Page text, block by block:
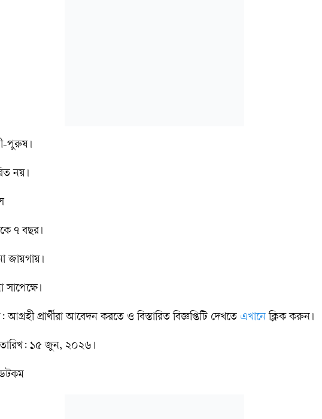
পুরুষ।
নয়।
৭ বছর।
জায়গায়।
প্রার্থীরা আবেদন করতে ও বিস্তারিত বিজ্ঞপ্তিটি দেখতে এখানে ক্লিক করুন।
১৫ জুন, ২০২৬।